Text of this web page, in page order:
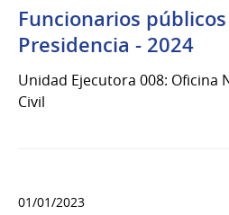
Funcionarios
Presidencia - 2024
Unidad Ejecutora 008: Oficina
Civil
01/01/2023